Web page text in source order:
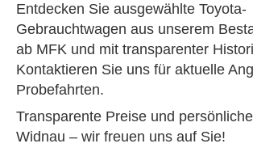
Entdecken Sie ausgewählte Toyota-
Gebrauchtwagen aus unserem
ab MFK und mit transparenter
Kontaktieren Sie uns für aktuelle
Probefahrten.
Transparente Preise und
Widnau – wir freuen uns auf Sie!